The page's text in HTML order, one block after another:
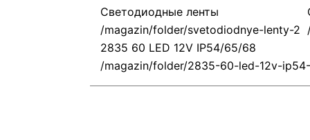
Светодиодные ленты
2835 60 LED 12V IP54/65/68